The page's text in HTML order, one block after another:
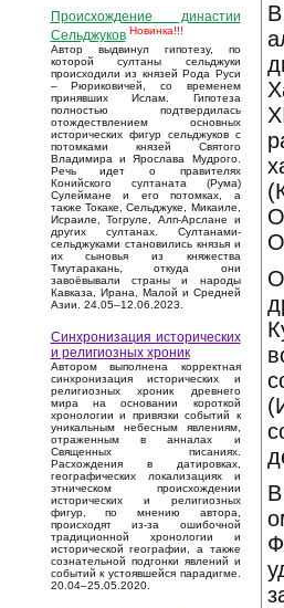
Происхождение династии
Сельджуков Новинка!!!
Автор выдвинул гипотезу, по
которой султаны сельджуки
происходили из князей Рода Руси
– Рюриковичей, со временем
принявших Ислам. Гипотеза
полностью подтвердилась
отождествлением основных
исторических фигур сельджуков с
потомками князей Святого
Владимира и Ярослава Мудрого.
Речь идет о правителях
Конийского султаната (Рума)
Сулеймане и его потомках, а
также Токаке, Сельджуке, Микаиле,
Исраиле, Тогруле, Алп-Арслане и
других султанах. Султанами-
сельджуками становились князья и
их сыновья из княжества
Тмутаракань, откуда они
завоёвывали страны и народы
Кавказа, Ирана, Малой и Средней
Азии. 24.05–12.06.2023.
Синхронизация исторических
и религиозных хроник
Автором выполнена корректная
синхронизация исторических и
религиозных хроник древнего
мира на основании короткой
хронологии и привязки событий к
уникальным небесным явлениям,
отраженным в анналах и
Священных писаниях.
Расхождения в датировках,
географических локализациях и
этническом происхождении
исторических и религиозных
фигур, по мнению автора,
происходят из-за ошибочной
традиционной хронологии и
исторической географии, а также
сознательной подгонки явлений и
событий к устоявшейся парадигме.
20.04–25.05.2020.